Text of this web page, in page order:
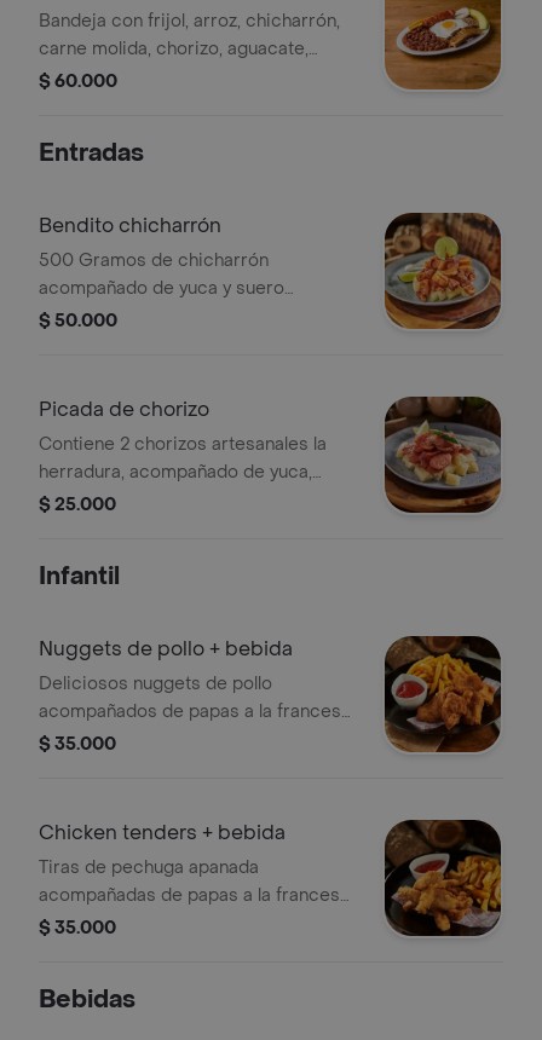
Bandeja con frijol, arroz, chicharrón,
carne molida, chorizo, aguacate,
huevo frito, tajada madura, arepa.
$ 60.000
Entradas
Bendito chicharrón
500 Gramos de chicharrón
acompañado de yuca y suero
costeño.
$ 50.000
Picada de chorizo
Contiene 2 chorizos artesanales la
herradura, acompañado de yuca,
suero y limon.
$ 25.000
Infantil
Nuggets de pollo + bebida
Deliciosos nuggets de pollo
acompañados de papas a la francesa
y jugo del valle.
$ 35.000
Chicken tenders + bebida
Tiras de pechuga apanada
acompañadas de papas a la francesa.
miel y salsa de tomate, incluye juguito
$ 35.000
Bebidas